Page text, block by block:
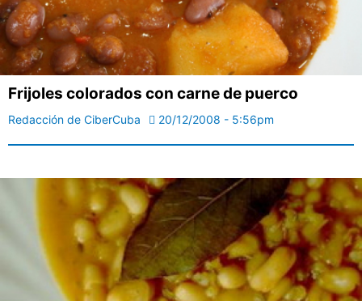
Frijoles colorados con carne de puerco
Redacción de CiberCuba 20/12/2008 - 5:56pm